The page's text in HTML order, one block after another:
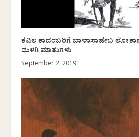
ಕಪಿಲ ಕಾದಂಬರಿಗೆ ಬಾಳಾಸಾಹೇಬ
ಮಳಗಿ ಮಾತುಗಳು
September 2, 2019